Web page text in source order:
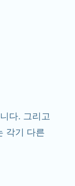
다. 그리고
각기 다른